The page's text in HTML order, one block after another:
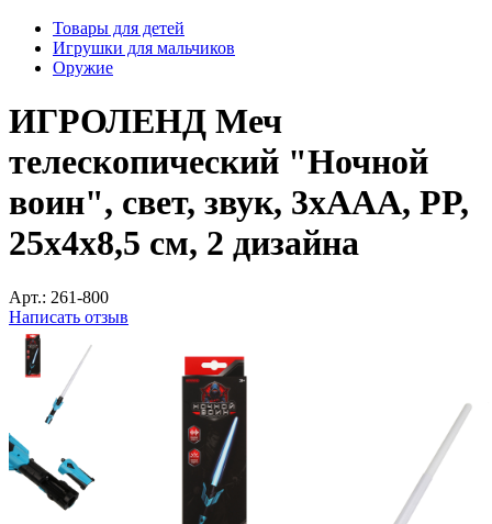
Товары для детей
Игрушки для мальчиков
Оружие
ИГРОЛЕНД Меч
телескопический "Ночной
воин", свет, звук, 3хААА, PP,
25х4х8,5 см, 2 дизайна
Арт.: 261-800
Написать отзыв